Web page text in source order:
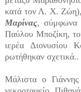
κατά τον Λ. Χ. Ζώη),
Μαρίνας, σύμφωνα
Παύλου Μποζίκη,
ιερέα Διονυσίου
ρωτήθηκαν σχετικά..
Μάλιστα ο